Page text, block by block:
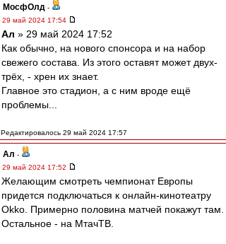
МосфОлд -
29 май 2024 17:54
Ал » 29 май 2024 17:52
Как обычно, на нового спонсора и на набор
свежего состава. Из этого оставят может двух-
трёх, - хрен их знает.
Главное это стадион, а с ним вроде ещё
проблемы...
Редактировалось 29 май 2024 17:57
Ал -
29 май 2024 17:52
Желающим смотреть чемпионат Европы
придется подключаться к онлайн-кинотеатру
Okko. Примерно половина матчей покажут там.
Остальное - на МтачТВ.